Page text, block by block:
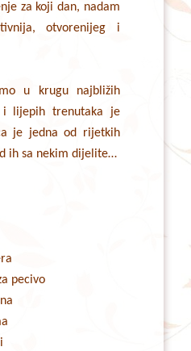
za koji dan, nadam
otvorenijeg i
u krugu najbližih
i lijepih trenutaka je
je jedna od rijetkih
ih sa nekim dijelite…
pecivo